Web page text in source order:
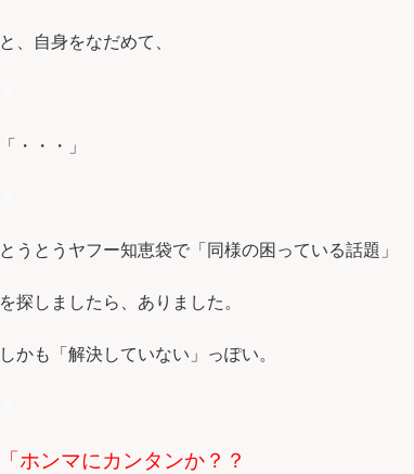
と、自身をなだめて、
「・・・」
とうとうヤフー知恵袋で「同様の困っている話題」
を探しましたら、ありました。
しかも「解決していない」っぽい。
「ホンマにカンタンか？？